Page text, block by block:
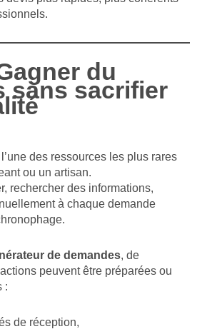
du
sans sacrifier
des ressources les plus rares
ou un artisan.
rechercher des informations,
à chaque demande
de demandes, de
peuvent être préparées ou
:
de réception,